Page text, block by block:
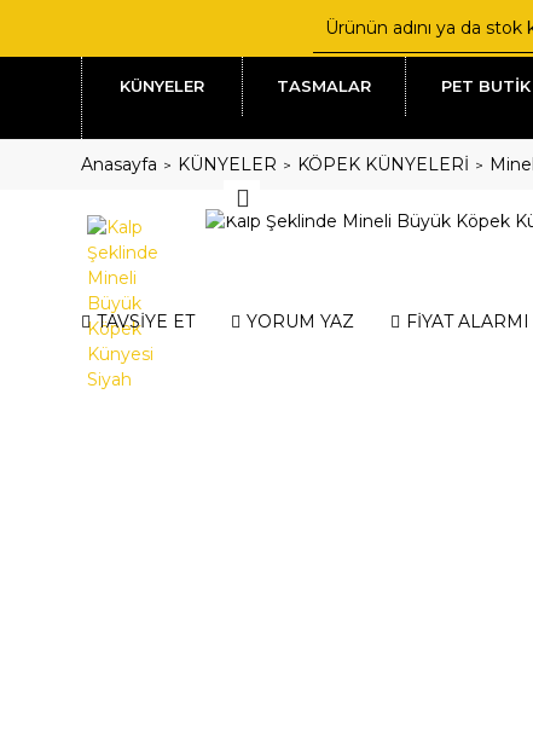
KÜNYELER TASMALAR PET BUTİK
Anasayfa KÜNYELER KÖPEK KÜNYELERİ
TAVSİYE ET YORUM YAZ FİYAT ALARMI